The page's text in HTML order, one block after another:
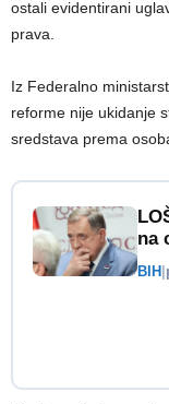
ostali evidentirani
prava.
Iz Federalno
reforme nije ukidanje
sredstava prema
na
BIH